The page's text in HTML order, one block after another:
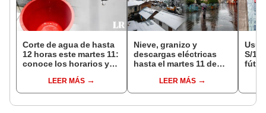
Corte de agua de hasta
12 horas este martes 11:
conoce los horarios y
Miraflores, SJL, Los
Olivos y más
LEER MÁS
Nieve, granizo y
descargas eléctricas
hasta el martes 11 de
advierte mal tiempo en
la sierra e Indeci insta a
LEER MÁS
S/